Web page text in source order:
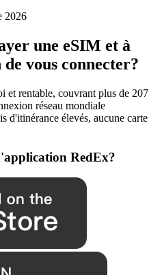
2026
une eSIM et à
vous connecter?
et rentable, couvrant plus de 207
réseau mondiale
d'itinérance élevés, aucune carte
RedEx?